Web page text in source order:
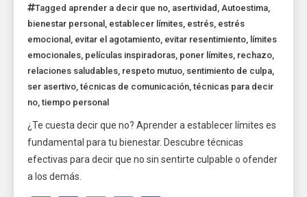
Tagged aprender a decir que no asertividad Autoestima
bienestar personal
establecer límites estrés estrés
emocional
evitar el agotamiento evitar resentimiento
límites
emocionales películas inspiradoras poner límites rechazo
relaciones saludables respeto mutuo sentimiento de culpa
ser asertivo ,técnicas de comunicación ,técnicas para decir
no ,tiempo personal
¿Te cuesta decir que no? Aprender a establecer límites es
fundamental para tu bienestar. Descubre técnicas
efectivas para decir que no sin sentirte culpable o ofender
a los demás.